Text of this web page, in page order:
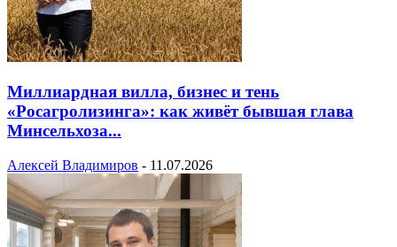
Миллиардная вилла, бизнес и тень
«Росагролизинга»: как живёт бывшая глава
Минсельхоза...
Алексей Владимиров - 11.07.2026